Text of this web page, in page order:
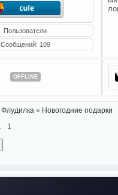
Пользователи
Сообщений: 109
OFFLINE
Флудилка » Новогодние подарки
1